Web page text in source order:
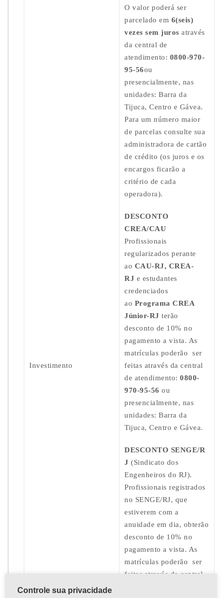
8
Investimento
O valor poderá ser
parcelado em 6(seis)
vezes sem juros através
da central de
atendimento: 0800-970-
95-56ou
presencialmente, nas
unidades: Barra da
Tijuca, Centro e Gávea.
Para um número maior
de parcelas consulte sua
administradora de cartão
de crédito (os juros e os
encargos ficarão a
critério de cada
operadora).
DESCONTO
CREA/CAU
Profissionais
regularizados perante
ao CAU-RJ, CREA-
RJ e estudantes
credenciados
ao Programa CREA
Júnior-RJ terão
desconto de 10% no
pagamento a vista. As
matrículas poderão ser
feitas através da central
de atendimento: 0800-
970-95-56 ou
presencialmente, nas
unidades: Barra da
Tijuca, Centro e Gávea.
DESCONTO SENGE/R
J (Sindicato dos
Engenheiros do RJ).
Profissionais registrados
no SENGE/RJ, que
estiverem com a
anuidade em dia, obterão
desconto de 10% no
pagamento a vista. As
matrículas poderão ser
feitas através da central
Controle sua privacidade